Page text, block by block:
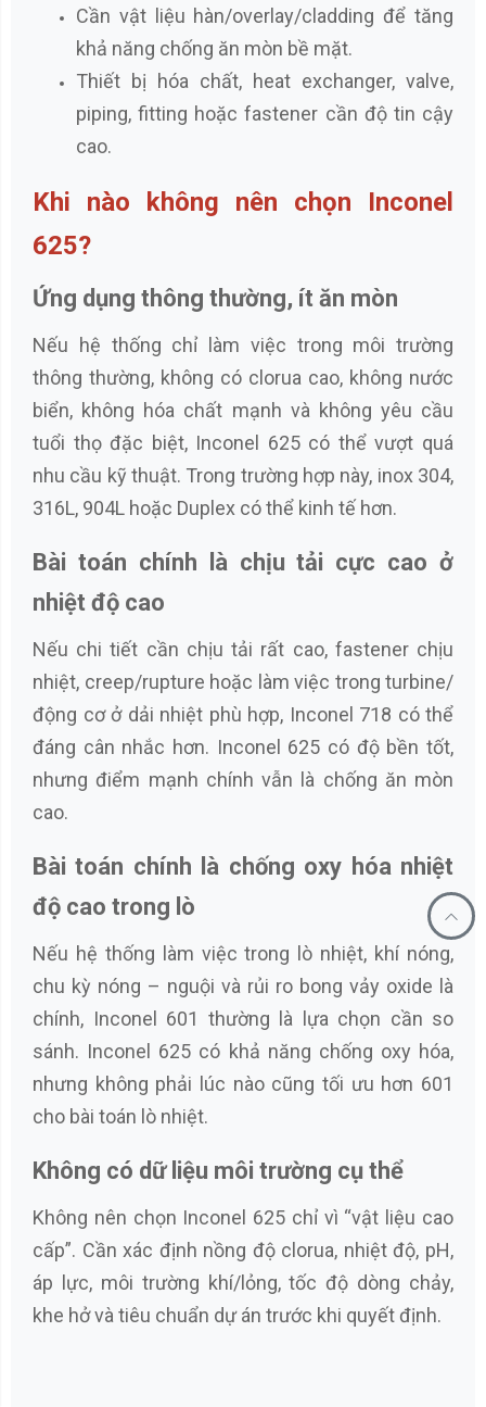
Cần vật liệu hàn/overlay/cladding để tăng
khả năng chống ăn mòn bề mặt.
Thiết bị hóa chất, heat exchanger, valve,
piping, fitting hoặc fastener cần độ tin cậy
cao.
Khi nào không nên chọn Inconel
625?
Ứng dụng thông thường, ít ăn mòn
Nếu hệ thống chỉ làm việc trong môi trường
thông thường, không có clorua cao, không nước
biển, không hóa chất mạnh và không yêu cầu
tuổi thọ đặc biệt, Inconel 625 có thể vượt quá
nhu cầu kỹ thuật. Trong trường hợp này, inox 304,
316L, 904L hoặc Duplex có thể kinh tế hơn.
Bài toán chính là chịu tải cực cao ở
nhiệt độ cao
Nếu chi tiết cần chịu tải rất cao, fastener chịu
nhiệt, creep/rupture hoặc làm việc trong turbine/
động cơ ở dải nhiệt phù hợp, Inconel 718 có thể
đáng cân nhắc hơn. Inconel 625 có độ bền tốt,
nhưng điểm mạnh chính vẫn là chống ăn mòn
cao.
Bài toán chính là chống oxy hóa nhiệt
độ cao trong lò
Nếu hệ thống làm việc trong lò nhiệt, khí nóng,
chu kỳ nóng – nguội và rủi ro bong vảy oxide là
chính, Inconel 601 thường là lựa chọn cần so
sánh. Inconel 625 có khả năng chống oxy hóa,
nhưng không phải lúc nào cũng tối ưu hơn 601
cho bài toán lò nhiệt.
Không có dữ liệu môi trường cụ thể
Không nên chọn Inconel 625 chỉ vì “vật liệu cao
cấp”. Cần xác định nồng độ clorua, nhiệt độ, pH,
áp lực, môi trường khí/lỏng, tốc độ dòng chảy,
khe hở và tiêu chuẩn dự án trước khi quyết định.